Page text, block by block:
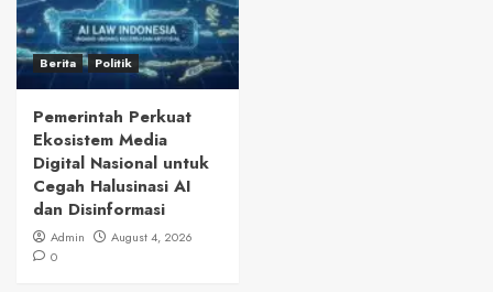
Berita Politik
Pemerintah Perkuat
Ekosistem Media
Digital Nasional untuk
Cegah Halusinasi AI
dan Disinformasi
Admin
August 4, 2026
0